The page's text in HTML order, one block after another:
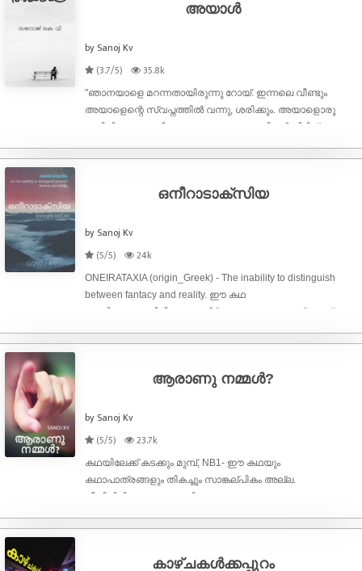
അയാൾ
by Sanoj Kv
(3.7/5)
35.8k
"ഞാനയാളെ മറന്നതായിരുന്നു റോയ്. ഇന്നലെ വീണ്ടും
അയാളെന്റെ സ്വപ്നത്തിൽ വന്നു, ശരിക്കും. അയാളൊരു
ജയിലിനകത്തായിരുന്നു, ഞാനാ ഇരുമ്പഴികൾ പിടിച്ച്
റോയിക്ക് കേൾക്കണോ അയാൾ എന്നോട് ചോദിച്ചു:
ഒനീറാടാക്സിയ
by Sanoj Kv
(5/5)
24k
ONEIRATAXIA (origin_Greek) - The inability to distinguish
between fantacy and reality. ഈ കഥ
വായിച്ചുകൊണ്ടിരിക്കുമ്പോൾ "ഇതെന്താ ഇങ്ങനെ" എന്ന്
കാണുമെന്നു പ്രതീക്ഷിക്കുന്നു. -Thanks
ആരാണു നമ്മൾ?
by Sanoj Kv
(5/5)
23.7k
കഥയിലേക്ക് കടക്കും മുമ്പ്, NB1- ഈ കഥയും
കഥാപാത്രങ്ങളും തികച്ചും സാങ്കല്പികം അല്ല.
ജീവിച്ചിരിക്കുന്നവരും മരിച്ചുപോയവരും
ലോജിക് എവിടെയെന്ന് ചോദിക്കരുത്. കാരണം ഇത്
കാഴ്ചകൾക്കപ്പുറം